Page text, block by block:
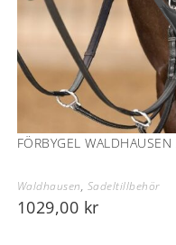
FÖRBYGEL
Waldhausen, Sadeltillbehör
1029,00 kr